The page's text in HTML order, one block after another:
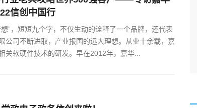
信创中国行
”，短短九个字，不仅生动的诠释了一个品牌，还代表
公司不断进取，产业报国的远大理想。从业十余载，嘉
关软硬件技术的研发。早在2012年，嘉华...